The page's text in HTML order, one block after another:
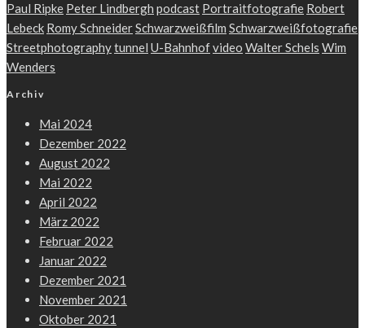
Paul Ripke Peter Lindbergh podcast Portraitfotografie Robert
Lebeck Romy SchneiderSchwarzweißfilm Schwarzweißfotografie
Streetphotographytunnel U-Bahnhofvideo Walter Schels Wim
Wenders
Archiv
Mai 2024
Dezember 2022
August 2022
Mai 2022
April 2022
März 2022
Februar 2022
Januar 2022
Dezember 2021
November 2021
Oktober 2021